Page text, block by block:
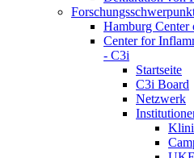
Hamburg
Center for
- C3i
Startseite
C3i Board
Netzwerk